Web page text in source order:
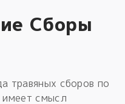
Сборы
травяных сборов по
смысл